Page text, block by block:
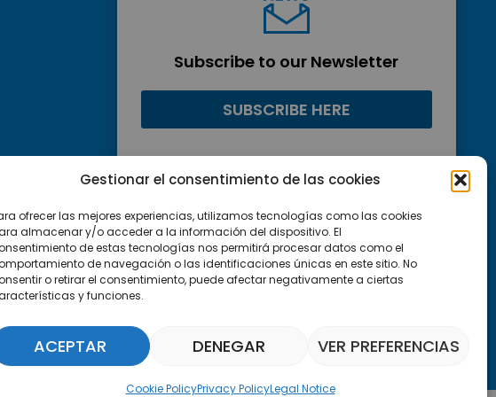
Gestionar el consentimiento de las cookies
ofrecer las mejores experiencias, utilizamos tecnologías como las cookies
almacenar y/o acceder a la información del dispositivo. El
de estas tecnologías nos permitirá procesar datos como el
de navegación o las identificaciones únicas en este sitio. No
o retirar el consentimiento, puede afectar negativamente a ciertas
y funciones.
ACEPTAR DENEGAR VER PREFERENCIAS
Cookie PolicyPrivacy PolicyLegal Notice
Subscribe to our Newsletter
SUBSCRIBE HERE